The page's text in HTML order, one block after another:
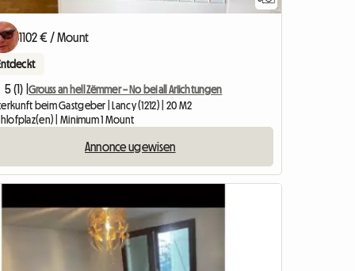
1102 € / Mount
5 (1) | Grouss an hell Zëmmer – No bei all Ariichtungen
beim Gastgeber | Lancy (1212) | 20 M2
| Minimum 1 Mount
Annonce ugewisen